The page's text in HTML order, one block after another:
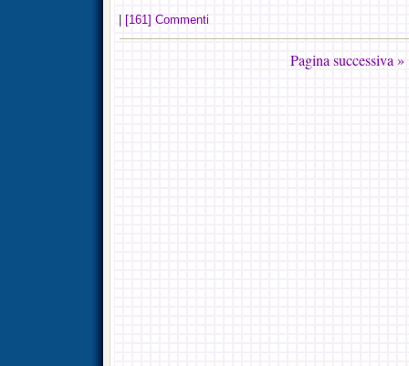
[161] Commenti
Pagina successiva »